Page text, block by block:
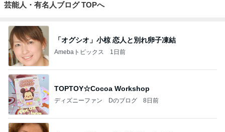
芸能人・有名人ブログ TOPへ
「オグシオ」小椋 恋人と別れ卵子凍結
Amebaトピックス 1日前
TOPTOY☆Cocoa Workshop
ディズニーファン Dのブログ 8日前